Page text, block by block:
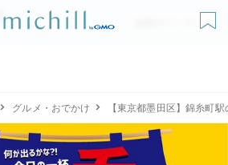
無料ダウンロード
グルメ・おでかけ 【東京都墨田区】錦糸町